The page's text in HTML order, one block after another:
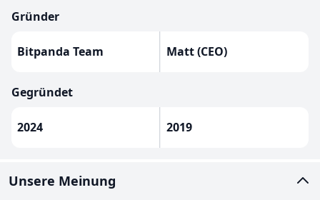
Gründer
Bitpanda Team Matt (CEO)
Gegründet
2024 2019
Unsere Meinung